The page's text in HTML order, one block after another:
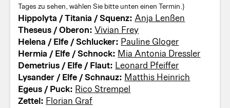
Tages zu sehen, wählen Sie bitte unten einen Termin.)
Hippolyta / Titania / Squenz:Anja Lenßen
Theseus / Oberon:Vivian Frey
Helena / Elfe / Schlucker: Pauline Gloger
Hermia / Elfe / Schnock: Mia Antonia Dressler
Demetrius / Elfe / Flaut: Leonard Pfeiffer
Lysander / Elfe / Schnauz: Matthis Heinrich
Egeus / Puck: Rico Strempel
Zettel:
Florian Graf